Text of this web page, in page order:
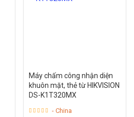
Máy chấm công nhận diện
khuôn mặt, thẻ từ HIKVISION
DS-K1T320MX
- China